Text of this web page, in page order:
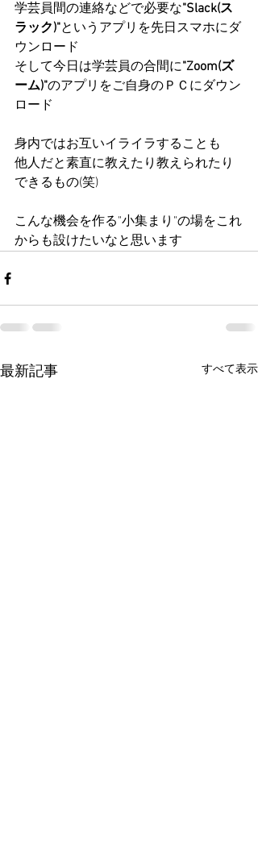
学芸員間の連絡などで必要な"Slack(ス
ラック)"というアプリを先日スマホにダ
ウンロード
そして今日は学芸員の合間に"Zoom(ズ
ーム)"のアプリをご自身のＰＣにダウン
ロード
身内ではお互いイライラすることも
他人だと素直に教えたり教えられたり
できるもの(笑)
こんな機会を作る"小集まり"の場をこれ
からも設けたいなと思います
最新記事 すべて表示